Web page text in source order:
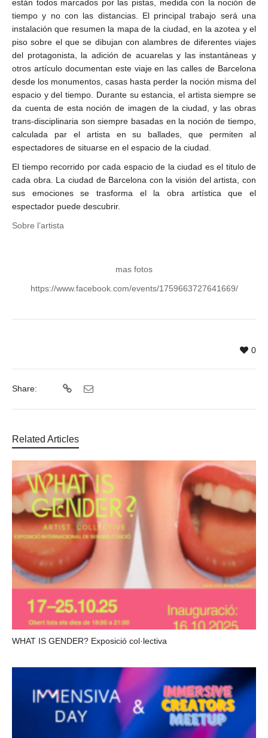
están todos marcados por las pistas, medida con la noción de
tiempo y no con las distancias. El principal trabajo será una
instalación que resumen la mapa de la ciudad, en la azotea y el
piso sobre el que se dibujan con alambres de diferentes viajes
del protagonista, la adición de acuarelas y las instantáneas y
otros artículo documentan este viaje en las calles de Barcelona
desde los monumentos, casas hasta perder la noción misma del
espacio y del tiempo. Durante su estancia, el artista siempre se
da cuenta de esta noción de imagen de la ciudad, y las obras
trans-disciplinaria son siempre basadas en la noción de tiempo,
calculada par el artista en su ballades, que permiten al
espectadores de situarse en el espacio de la ciudad.
El tiempo recorrido por cada espacio de la ciudad es el titulo de
cada obra. La ciudad de Barcelona con la visión del artista, con
sus emociones se trasforma el la obra artística que el
espectador puede descubrir.
Sobre l’artista
mas fotos
https://www.facebook.com/events/1759663727641669/
0
Share:
Related Articles
WHAT IS GENDER? Exposició col·lectiva